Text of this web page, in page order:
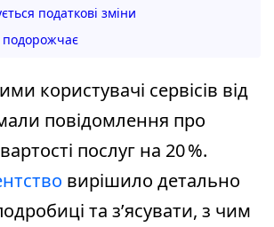
податкові зміни
користувачі сервісів від
повідомлення про
послуг на 20 %.
вирішило детально
та з’ясувати, з чим